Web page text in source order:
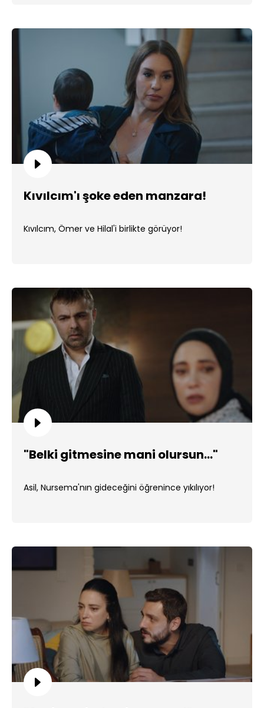
Kıvılcım'ı şoke eden manzara!
Kıvılcım, Ömer ve Hilal'i birlikte görüyor!
"Belki gitmesine mani olursun..."
Asil, Nursema'nın gideceğini öğrenince yıkılıyor!